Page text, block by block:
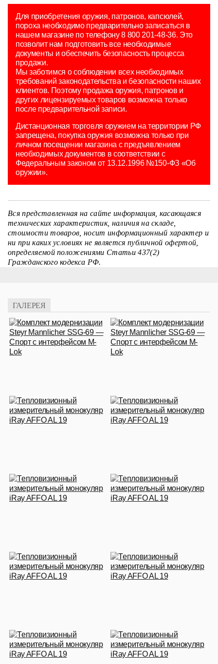
Для приобретения оружия, патронов, капсюлей,
пороха необходимо предварительно записаться в
нашем магазине по телефону 8 800 201-48-36. Это
позволит нам подготовить все необходимые
документы и обеспечить безопасность процесса
продажи.
Мы заботимся о соблюдении всех необходимых
требований законодательства и безопасности наших
клиентов. Поэтому продажа оружия, патронов и
других лицензируемых товаров возможна только
после предварительной записи.
Дистанционная торговля оружием на территории РФ
запрещена, покупка оружия возможна только при
личном посещении магазина с предъявлением
необходимых документов в соответствии с
Федеральным законом от 13.12.1996 №150-ФЗ «Об
оружии».
Вся представленная на сайте информация, касающаяся
технических характеристик, наличия на складе,
стоимости товаров, носит информационный характер и
ни при каких условиях не является публичной офертой,
определяемой положениями Статьи 437(2)
Гражданского кодекса РФ.
ГАЛЕРЕЯ